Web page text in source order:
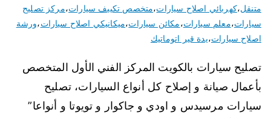
متنقل،كهربائي اصلاح سيارات،متخصص تكييف سيارات،مركز تصليح
سيارات،معلم سيارات،مكائن سيارات،ميكانيكي اصلاح سيارات،ورشة
اصلاح سيارات،يدة قير اتوماتيك
تصليح سيارات بالكويت المركز الفني الأول المتخصص
بأعمال صيانة و إصلاح كل أنواع السيارات، تصليح
سيارات مرسيدس و اودي و جاكوار و تويوتا و أنواعا”